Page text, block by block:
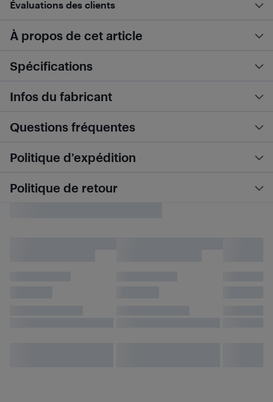
Évaluations des clients
À propos de cet article
Spécifications
Infos du fabricant
Questions fréquentes
Politique d’expédition
Politique de retour